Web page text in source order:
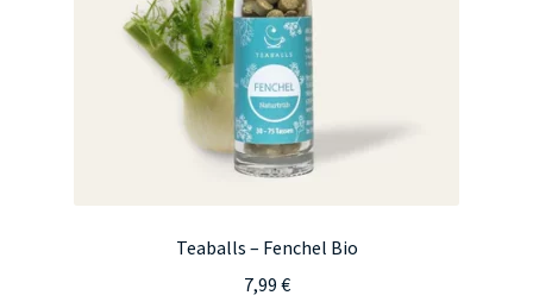
Teaballs – Fenchel Bio
7,99 €